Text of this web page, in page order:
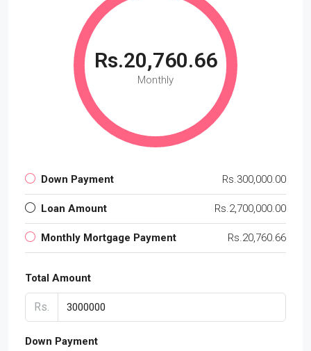
Rs.20,760.66
Monthly
Down Payment Rs.300,000.00
Loan Amount Rs.2,700,000.00
Monthly Mortgage Payment Rs.20,760.66
Total Amount
Rs.
Down Payment